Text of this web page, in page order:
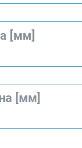
[мм]
[мм]